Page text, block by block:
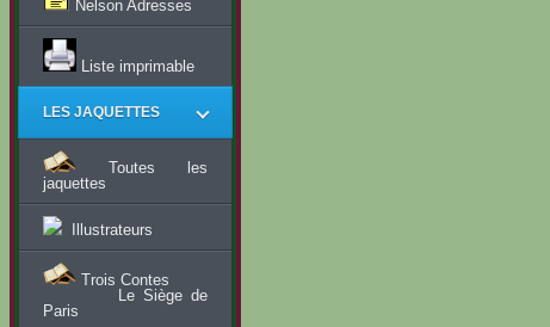
Nelson Adresses
Liste imprimable
LES JAQUETTES
Toutes les
jaquettes
Illustrateurs
Trois Contes
Le Siège de
Paris